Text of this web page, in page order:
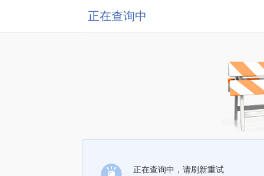
正在查询中
正在查询中，请刷新重试